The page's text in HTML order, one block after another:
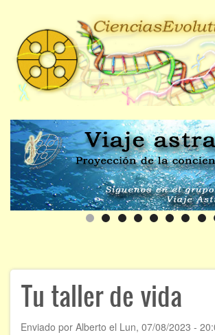
contenido
principal
Navegación
principal
INICIO
Tu taller de vida
Enviado por Alberto el Lun, 07/08/2023 -